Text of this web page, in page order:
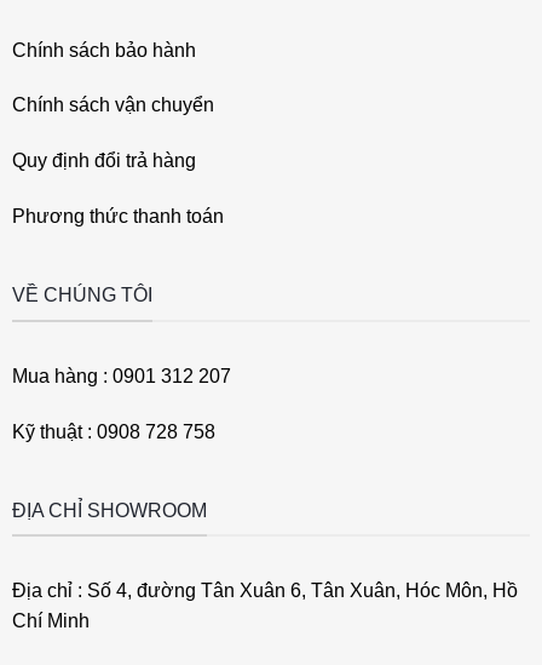
Chính sách bảo hành
Chính sách vận chuyển
Quy định đổi trả hàng
Phương thức thanh toán
VỀ CHÚNG TÔI
Mua hàng : 0901 312 207
Kỹ thuật : 0908 728 758
ĐỊA CHỈ SHOWROOM
Địa chỉ : Số 4, đường Tân Xuân 6, Tân Xuân, Hóc Môn, Hồ
Chí Minh